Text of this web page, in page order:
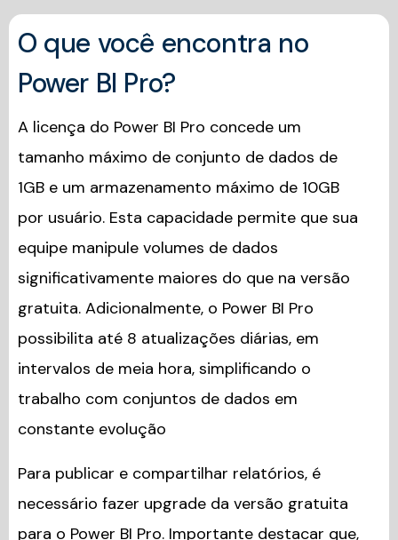
O que você encontra no
Power BI Pro?
A licença do Power BI Pro concede um
tamanho máximo de conjunto de dados de
1GB e um armazenamento máximo de 10GB
por usuário. Esta capacidade permite que sua
equipe manipule volumes de dados
significativamente maiores do que na versão
gratuita. Adicionalmente, o Power BI Pro
possibilita até 8 atualizações diárias, em
intervalos de meia hora, simplificando o
trabalho com conjuntos de dados em
constante evolução
Para publicar e compartilhar relatórios, é
necessário fazer upgrade da versão gratuita
para o Power BI Pro. Importante destacar que,